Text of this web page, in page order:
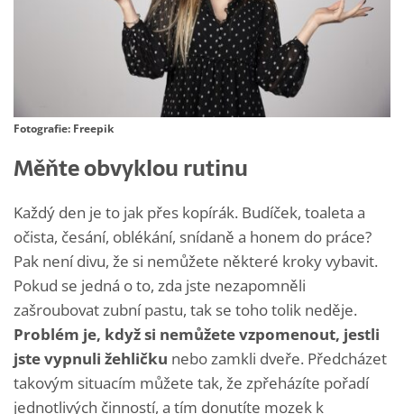
Fotografie: Freepik
Měňte obvyklou rutinu
Každý den je to jak přes kopírák. Budíček, toaleta a
očista, česání, oblékání, snídaně a honem do práce?
Pak není divu, že si nemůžete některé kroky vybavit.
Pokud se jedná o to, zda jste nezapomněli
zašroubovat zubní pastu, tak se toho tolik neděje.
Problém je, když si nemůžete vzpomenout, jestli
jste vypnuli žehličku nebo zamkli dveře. Předcházet
takovým situacím můžete tak, že zpřeházíte pořadí
jednotlivých činností, a tím donutíte mozek k